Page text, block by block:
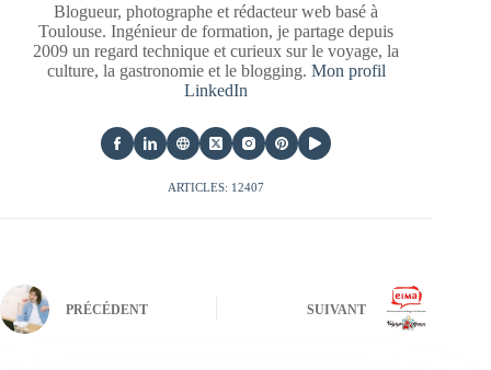
Blogueur, photographe et rédacteur web basé à
Toulouse. Ingénieur de formation, je partage depuis
2009 un regard technique et curieux sur le voyage, la
culture, la gastronomie et le blogging. Mon profil
LinkedIn
ARTICLES: 12407
PRÉCÉDENT SUIVANT